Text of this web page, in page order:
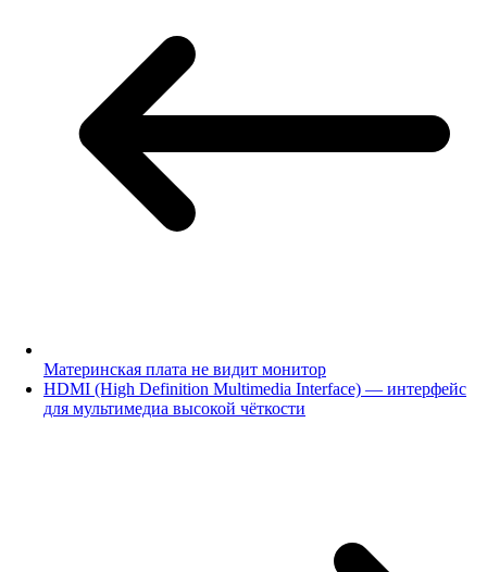
Материнская плата не видит монитор
HDMI (High Definition Multimedia Interface) — интерфейс
для мультимедиа высокой чёткости